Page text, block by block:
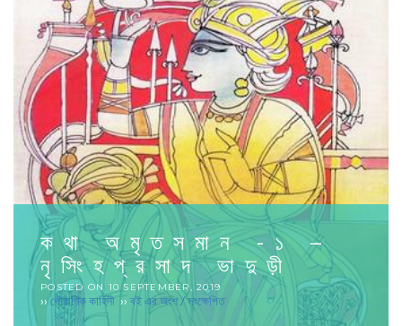
কথা অমৃতসমান -১ –
নৃসিংহপ্রসাদ ভাদুড়ী
POSTED ON 10 SEPTEMBER, 2019
››পৌরাণিক কাহিনী ›› বই এর অংশ / সংক্ষেপিত